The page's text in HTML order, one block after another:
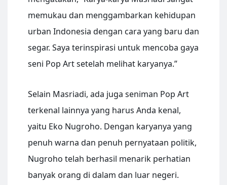
memukau dan menggambarkan kehidupan
urban Indonesia dengan cara yang baru dan
segar. Saya terinspirasi untuk mencoba gaya
seni Pop Art setelah melihat karyanya.”
Selain Masriadi, ada juga seniman Pop Art
terkenal lainnya yang harus Anda kenal,
yaitu Eko Nugroho. Dengan karyanya yang
penuh warna dan penuh pernyataan politik,
Nugroho telah berhasil menarik perhatian
banyak orang di dalam dan luar negeri.